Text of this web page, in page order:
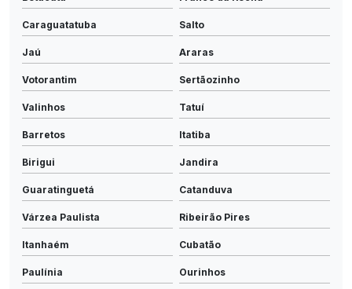
Caraguatatuba Salto
Jaú Araras
Votorantim Sertãozinho
Valinhos Tatuí
Barretos Itatiba
Birigui Jandira
Guaratinguetá Catanduva
Várzea Paulista Ribeirão Pires
Itanhaém Cubatão
Paulínia Ourinhos